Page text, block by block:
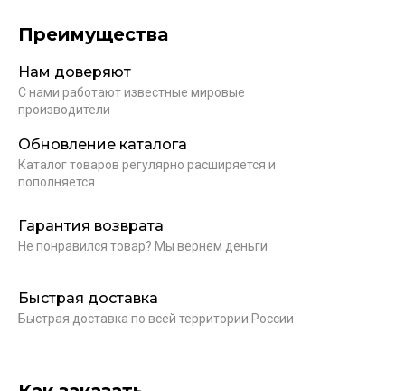
Преимущества
Нам доверяют
С нами работают известные мировые
производители
Обновление каталога
Каталог товаров регулярно расширяется и
пополняется
Гарантия возврата
Не понравился товар? Мы вернем деньги
Быстрая доставка
Быстрая доставка по всей территории России